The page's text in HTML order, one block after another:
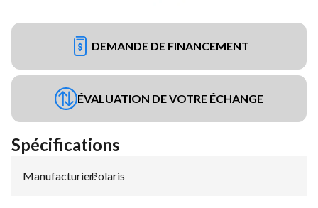
DEMANDE DE FINANCEMENT
ÉVALUATION DE VOTRE ÉCHANGE
Spécifications
Manufacturier:
Polaris